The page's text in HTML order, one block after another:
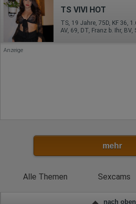
TS VIVI HOT
Anzeige
mehr
Alle Themen Sexcams
nach oben